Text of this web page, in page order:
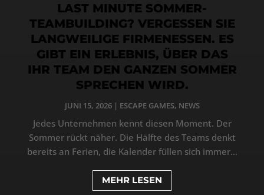
LAST MINUTE SOMMER-
TEAMBUILDING? VERGESSEN SIE
LANGWEILIGE FIRMENESSEN. ES
GIBT EIN ERLEBNIS, ÜBER DAS
IHR TEAM DEN GANZEN SOMMER
SPRECHEN WIRD.
JUNI 15, 2026| ESCAPE GAMES, NEWS
Jedes Unternehmen kennt diesen Moment. Der
Sommer rückt näher. Die Hälfte des Teams denkt
bereits an Ferien, die Kalender füllen sich immer...
MEHR LESEN